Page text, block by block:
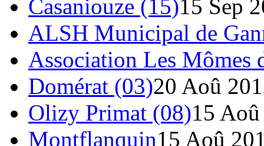
Casaniouze (15)15 Sep
ALSH Municipal de
Association Les Mômes
Domérat (03)20 Aoû
Olizy Primat (08)15
Montflanquin15 Aoû